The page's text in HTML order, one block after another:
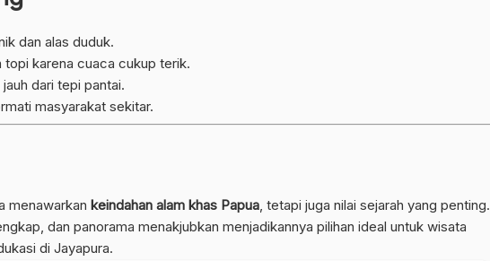
dan alas duduk.
topi karena cuaca cukup terik.
dari tepi pantai.
masyarakat sekitar.
menawarkan keindahan alam khas Papua, tetapi juga nilai sejarah yang penting.
dan panorama menakjubkan menjadikannya pilihan ideal untuk wisata
di Jayapura.